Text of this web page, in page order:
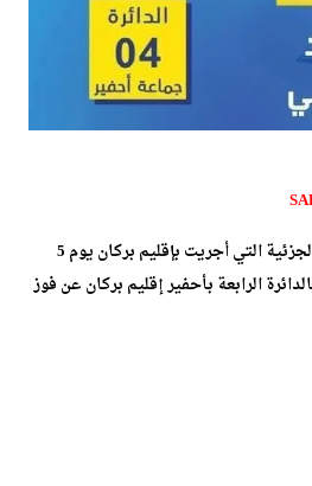
أفرزت الانتخابات الجماعية الجزئية التي أجريت بإقليم بركان يوم 5
بالدائرة الرابعة بأحفير إقليم بركان عن فوز